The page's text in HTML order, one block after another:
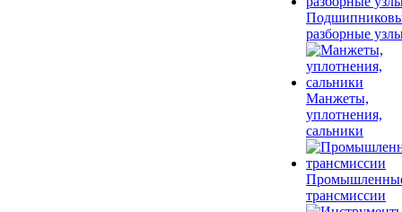
разборные
Манжеты,
уплотнения,
сальники
трансмиссии